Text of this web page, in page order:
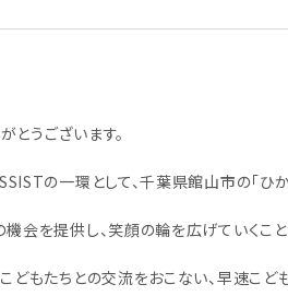
うございます。
の一環として、千葉県館山市の「ひ
会を提供し、笑顔の輪を広げていくこ
どもたちとの交流をおこない、早速こ